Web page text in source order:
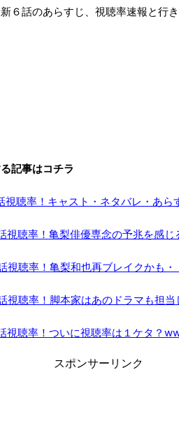
６話のあらすじ、視聴率速報と行
記事はコチラ
視聴率！キャスト・ネタバレ・あ
視聴率！亀梨俳優専念の予兆を感じ
視聴率！亀梨和也再ブレイクかも・
視聴率！脚本家はあのドラマも担
視聴率！ついに視聴率は１ケタ？
スポンサーリンク